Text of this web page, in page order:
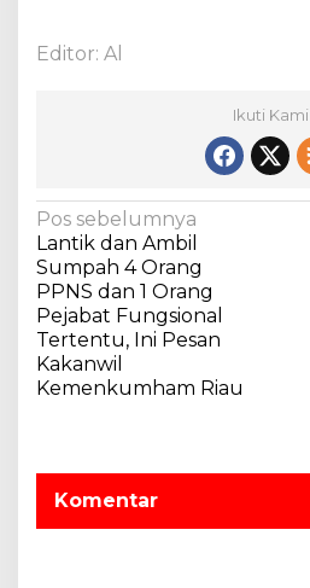
Editor: Al
Ikuti Kami
N
a
v
i
g
a
p
o
Pos sebelumnya
Lantik dan Ambil
Sumpah 4 Orang
PPNS dan 1 Orang
Pejabat Fungsional
Tertentu, Ini Pesan
Kakanwil
Kemenkumham Riau
Komentar